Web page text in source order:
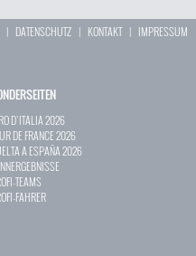
| DATENSCHUTZ | KONTAKT| IMPRESSUM
D`ITALIA 2026
DE FRANCE 2026
A ESPAÑA 2026
TEAMS
FAHRER